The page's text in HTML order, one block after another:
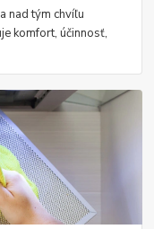
nad tým chvíľu
komfort, účinnosť,